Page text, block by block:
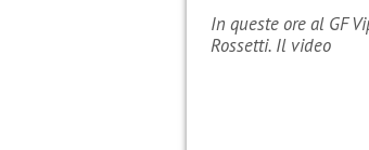
In queste ore al GF
Rossetti. Il video